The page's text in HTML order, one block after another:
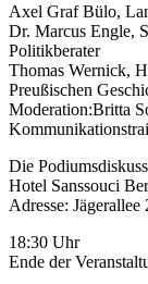
Axel Graf Bülo,
Dr. Marcus Engle,
Politikberater
Thomas Wernick,
Preußischen
Moderation:Britta
Die
Hotel Sanssouci
Adresse:
18:30 Uhr
Ende der